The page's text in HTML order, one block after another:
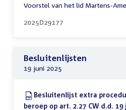
Voorstel van het lid Martens-
2025D29177
Besluitenlijsten
19 juni 2025
Download:
Besluitenlijst extra
beroep op art. 2.27 CW d.d. 19